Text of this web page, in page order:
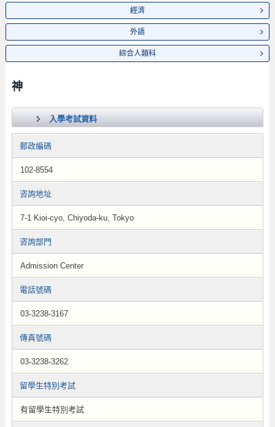
經濟
外語
綜合人類科
神
入學考試資料
郵政編碼
102-8554
咨詢地址
7-1 Kioi-cyo, Chiyoda-ku, Tokyo
咨詢部門
Admission Center
電話號碼
03-3238-3167
傳真號碼
03-3238-3262
留學生特別考試
有留學生特別考試